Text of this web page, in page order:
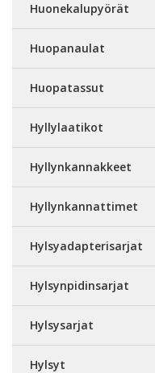
Huonekalupyörät
Huopanaulat
Huopatassut
Hyllylaatikot
Hyllynkannakkeet
Hyllynkannattimet
Hylsyadapterisarjat
Hylsynpidinsarjat
Hylsysarjat
Hylsyt